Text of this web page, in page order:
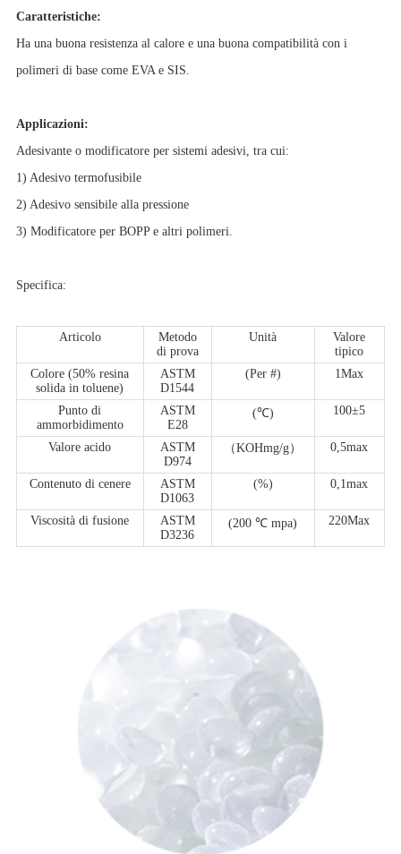
Caratteristiche:
Ha una buona resistenza al calore e una buona compatibilità con i
polimeri di base come EVA e SIS.
Applicazioni:
Adesivante o modificatore per sistemi adesivi, tra cui:
1) Adesivo termofusibile
2) Adesivo sensibile alla pressione
3) Modificatore per BOPP e altri polimeri.
Specifica:
Articolo
Metodo
di prova
Unità
Valore
tipico
Colore (50% resina
solida in toluene)
ASTM
D1544
(Per #) 1Max
Punto di
ammorbidimento
ASTM
E28
(℃) 100±5
Valore acido
ASTM
D974
（KOHmg/g） 0,5max
Contenuto di cenere
ASTM
D1063
(%) 0,1max
Viscosità di fusione
ASTM
D3236
(200 ℃ mpa) 220Max